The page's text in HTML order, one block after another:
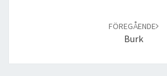
FÖREGÅENDE
Burk